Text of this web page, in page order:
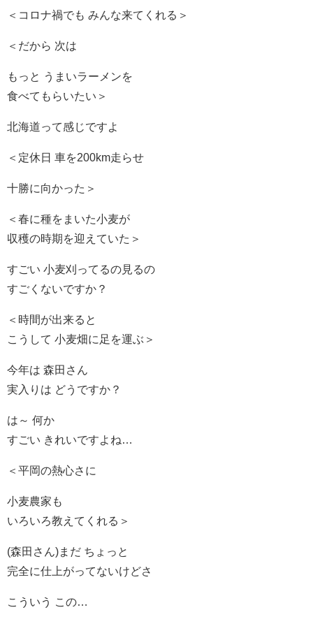
＜コロナ禍でも みんな来てくれる＞
＜だから 次は
もっと うまいラーメンを
食べてもらいたい＞
北海道って感じですよ
＜定休日 車を200km走らせ
十勝に向かった＞
＜春に種をまいた小麦が
収穫の時期を迎えていた＞
すごい 小麦刈ってるの見るの
すごくないですか？
＜時間が出来ると
こうして 小麦畑に足を運ぶ＞
今年は 森田さん
実入りは どうですか？
は～ 何か
すごい きれいですよね…
＜平岡の熱心さに
小麦農家も
いろいろ教えてくれる＞
(森田さん)まだ ちょっと
完全に仕上がってないけどさ
こういう この…